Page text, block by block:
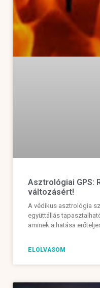
Asztrológiai GPS:
változásért!
A védikus asztrológia
együttállás
aminek a hatása
ELOLVASOM